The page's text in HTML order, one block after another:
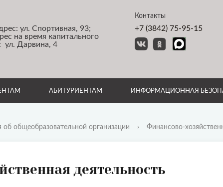
ул. Спортивная, 93;
на время капитального
ул. Дарвина, 4
Контакты
+7 (3842) 75-95-15
АБИТУРИЕНТАМ ИНФОРМАЦИОННАЯ
об общеобразовательной организации › Финансово-
деятельность